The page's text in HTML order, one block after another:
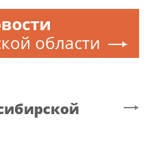
области